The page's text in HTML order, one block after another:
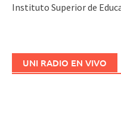
Instituto Superior de
UNI RADIO EN VIVO